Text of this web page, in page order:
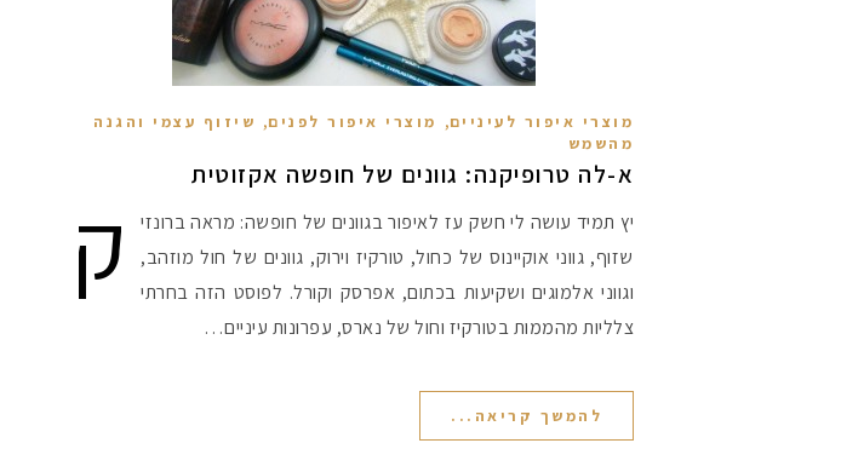
מוצרי איפור לעיניים, מוצרי איפור לפנים, שיזוף עצמי והגנה
מהשמש
א-לה טרופיקנה: גוונים של חופשה אקזוטית
ק
יץ תמיד עושה לי חשק עז לאיפור בגוונים של חופשה: מראה ברונזי
שזוף, גווני אוקיינוס של כחול, טורקיז וירוק, גוונים של חול מוזהב,
וגווני אלמוגים ושקיעות בכתום, אפרסק וקורל. לפוסט הזה בחרתי
צלליות מהממות בטורקיז וחול של נארס, עפרונות עיניים…
להמשך קריאה...